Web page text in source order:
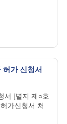
허가 신청서
서 [별지 제○호
가신청서 처